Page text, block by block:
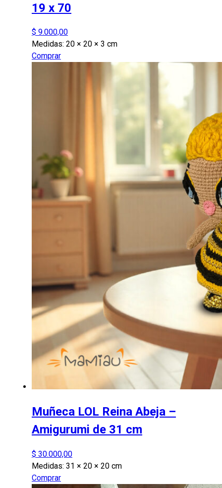
19 x 70
$ 9.000,00
Medidas: 20 × 20 × 3 cm
Comprar
Muñeca LOL Reina Abeja –
Amigurumi de 31 cm
$ 30.000,00
Medidas: 31 × 20 × 20 cm
Comprar